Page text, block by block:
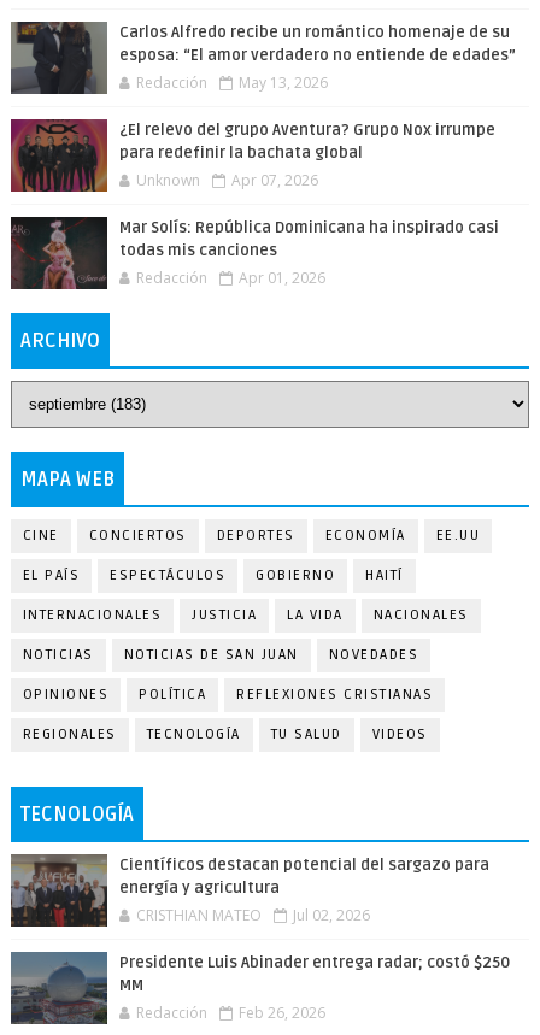
Carlos Alfredo recibe un romántico homenaje de su
esposa: “El amor verdadero no entiende de edades”
Redacción May 13, 2026
¿El relevo del grupo Aventura? Grupo Nox irrumpe
para redefinir la bachata global
Unknown Apr 07, 2026
Mar Solís: República Dominicana ha inspirado casi
todas mis canciones
Redacción Apr 01, 2026
ARCHIVO
MAPA WEB
CINE CONCIERTOS DEPORTES ECONOMÍA EE.UU
EL PAÍS ESPECTÁCULOS GOBIERNO HAITÍ
INTERNACIONALES JUSTICIA LA VIDA NACIONALES
NOTICIAS NOTICIAS DE SAN JUAN NOVEDADES
OPINIONES POLÍTICA REFLEXIONES CRISTIANAS
REGIONALES TECNOLOGÍA TU SALUD VIDEOS
TECNOLOGÍA
Científicos destacan potencial del sargazo para
energía y agricultura
CRISTHIAN MATEO Jul 02, 2026
Presidente Luis Abinader entrega radar; costó $250
MM
Redacción Feb 26, 2026